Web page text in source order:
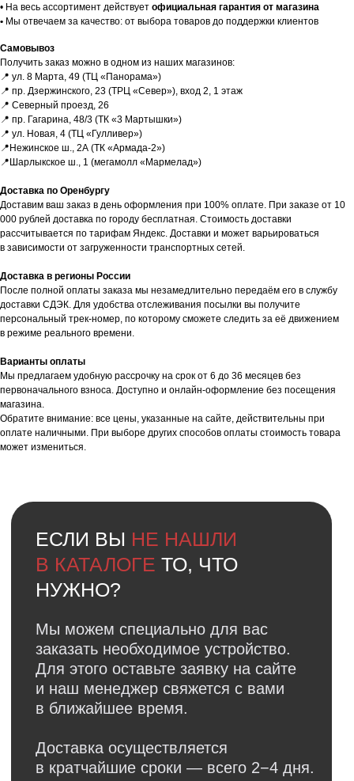
• На весь ассортимент действует официальная гарантия от магазина
• Мы отвечаем за качество: от выбора товаров до поддержки клиентов
Самовывоз
Получить заказ можно в одном из наших магазинов:
📍 ул. 8 Марта, 49 (ТЦ «Панорама»)
📍 пр. Дзержинского, 23 (ТРЦ «Север»), вход 2, 1 этаж
📍 Северный проезд, 26
📍 пр. Гагарина, 48/3 (ТК «3 Мартышки»)
📍 ул. Новая, 4 (ТЦ «Гулливер»)
📍Нежинское ш., 2А (ТК «Армада-2»)
📍Шарлыкское ш., 1 (мегамолл «Мармелад»)
Доставка по Оренбургу
Доставим ваш заказ в день оформления при 100% оплате. При заказе от 10
000 рублей доставка по городу бесплатная. Стоимость доставки
рассчитывается по тарифам Яндекс. Доставки и может варьироваться
в зависимости от загруженности транспортных сетей.
Доставка в регионы России
После полной оплаты заказа мы незамедлительно передаём его в службу
доставки СДЭК. Для удобства отслеживания посылки вы получите
персональный трек-номер, по которому сможете следить за её движением
в режиме реального времени.
Варианты оплаты
Мы предлагаем удобную рассрочку на срок от 6 до 36 месяцев без
первоначального взноса. Доступно и онлайн-оформление без посещения
магазина.
Обратите внимание: все цены, указанные на сайте, действительны при
оплате наличными. При выборе других способов оплаты стоимость товара
может измениться.
+7
Я даю согласие на получениерекламной
Отправить
Нужна консультация?
Обратная связь
Оставьте заявку и мы свяжемся
с вами в ближайшее время